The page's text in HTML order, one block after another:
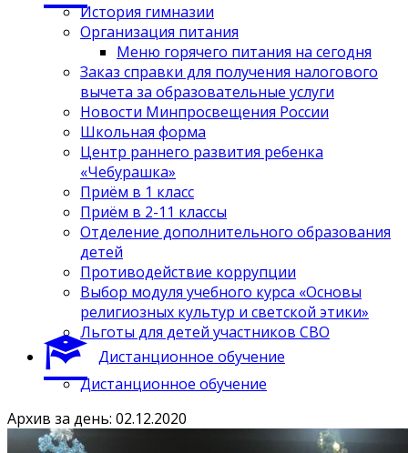
История гимназии
Организация питания
Меню горячего питания на сегодня
Заказ справки для получения налогового
вычета за образовательные услуги
Новости Минпросвещения России
Школьная форма
Центр раннего развития ребенка
«Чебурашка»
Приём в 1 класс
Приём в 2-11 классы
Отделение дополнительного образования
детей
Противодействие коррупции
Выбор модуля учебного курса «Основы
религиозных культур и светской этики»
Льготы для детей участников СВО
Дистанционное обучение
Дистанционное обучение
Архив за день: 02.12.2020